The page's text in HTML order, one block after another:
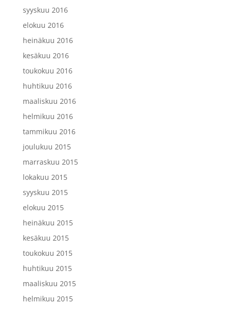
syyskuu 2016
elokuu 2016
heinäkuu 2016
kesäkuu 2016
toukokuu 2016
huhtikuu 2016
maaliskuu 2016
helmikuu 2016
tammikuu 2016
joulukuu 2015
marraskuu 2015
lokakuu 2015
syyskuu 2015
elokuu 2015
heinäkuu 2015
kesäkuu 2015
toukokuu 2015
huhtikuu 2015
maaliskuu 2015
helmikuu 2015